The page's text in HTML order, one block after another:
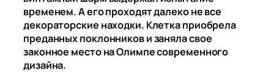
временем. А его проходят далеко не все
декораторские находки. Клетка приобрела
преданных поклонников и заняла свое
законное место на Олимпе современного
дизайна.